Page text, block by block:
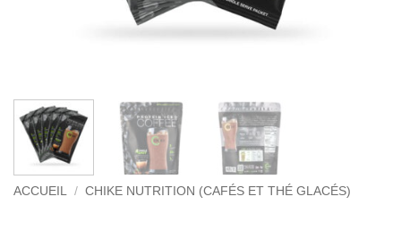
ACCUEIL / CHIKE NUTRITION (CAFÉS ET THÉ GLACÉS)